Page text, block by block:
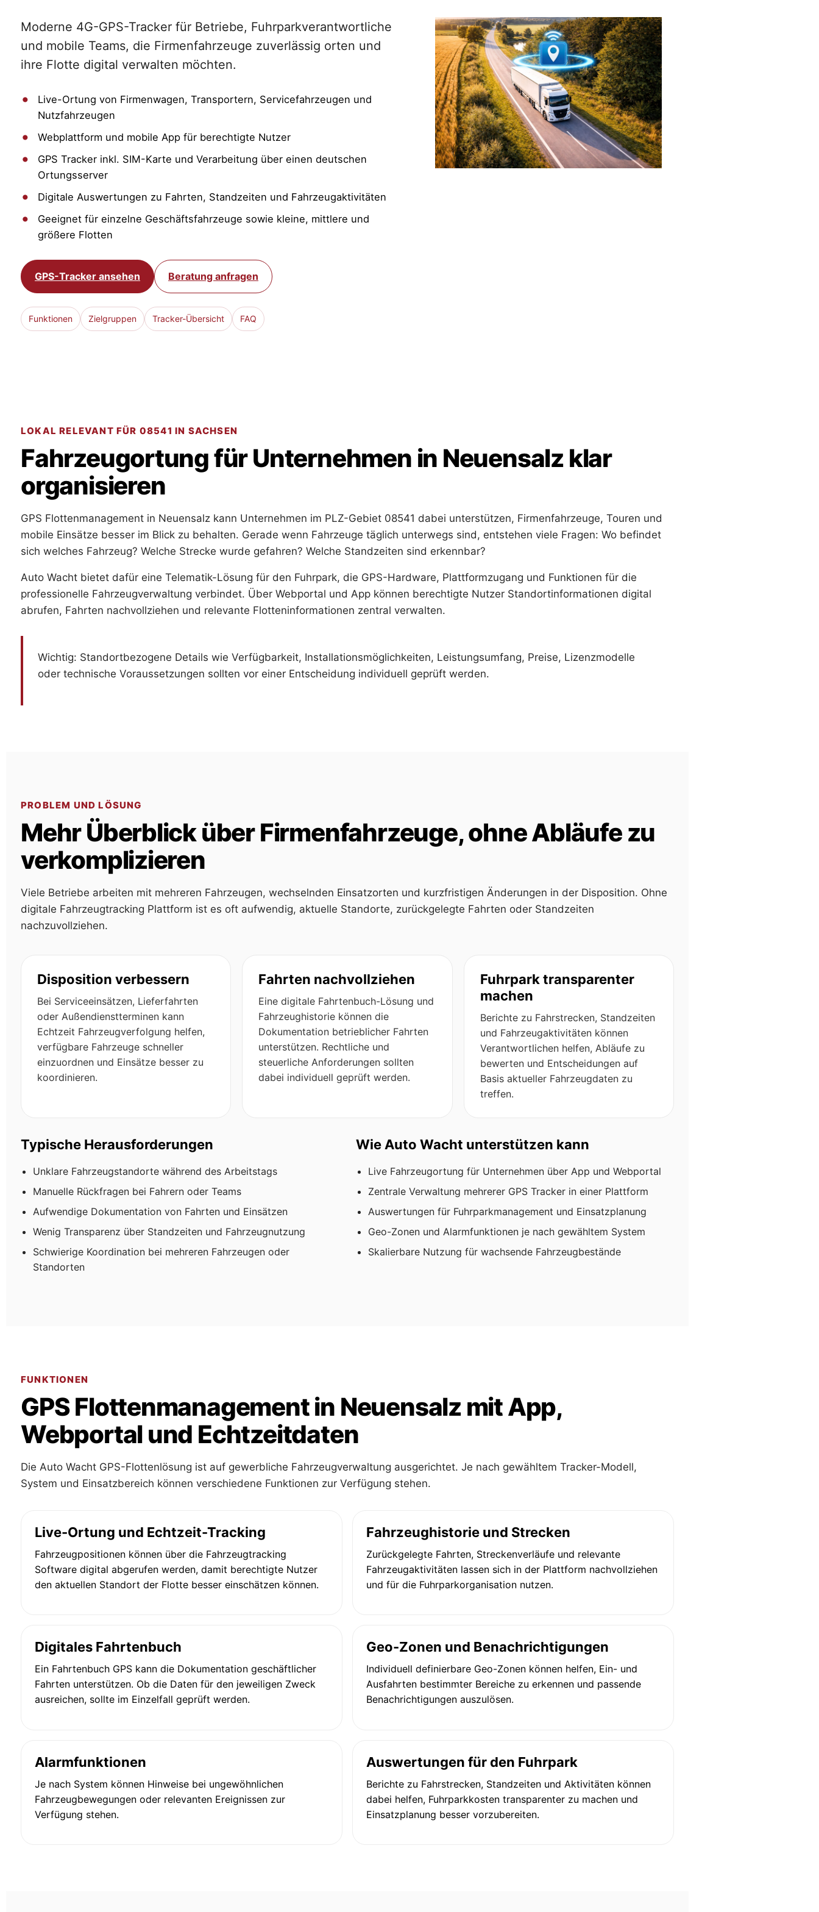
Moderne 4G-GPS-Tracker für Betriebe, Fuhrparkverantwortliche
und mobile Teams, die Firmenfahrzeuge zuverlässig orten und
ihre Flotte digital verwalten möchten.
Live-Ortung von Firmenwagen, Transportern, Servicefahrzeugen und
Nutzfahrzeugen
Webplattform und mobile App für berechtigte Nutzer
GPS Tracker inkl. SIM-Karte und Verarbeitung über einen deutschen
Ortungsserver
Digitale Auswertungen zu Fahrten, Standzeiten und Fahrzeugaktivitäten
Geeignet für einzelne Geschäftsfahrzeuge sowie kleine, mittlere und
größere Flotten
GPS-Tracker ansehen Beratung anfragen
Funktionen Zielgruppen Tracker-Übersicht FAQ
LOKAL RELEVANT FÜR 08541 IN SACHSEN
Fahrzeugortung für Unternehmen in Neuensalz klar
organisieren
GPS Flottenmanagement in Neuensalz kann Unternehmen im PLZ-Gebiet 08541 dabei unterstützen, Firmenfahrzeuge, Touren und
mobile Einsätze besser im Blick zu behalten. Gerade wenn Fahrzeuge täglich unterwegs sind, entstehen viele Fragen: Wo befindet
sich welches Fahrzeug? Welche Strecke wurde gefahren? Welche Standzeiten sind erkennbar?
Auto Wacht bietet dafür eine Telematik-Lösung für den Fuhrpark, die GPS-Hardware, Plattformzugang und Funktionen für die
professionelle Fahrzeugverwaltung verbindet. Über Webportal und App können berechtigte Nutzer Standortinformationen digital
abrufen, Fahrten nachvollziehen und relevante Flotteninformationen zentral verwalten.
Wichtig: Standortbezogene Details wie Verfügbarkeit, Installationsmöglichkeiten, Leistungsumfang, Preise, Lizenzmodelle
oder technische Voraussetzungen sollten vor einer Entscheidung individuell geprüft werden.
PROBLEM UND LÖSUNG
Mehr Überblick über Firmenfahrzeuge, ohne Abläufe zu
verkomplizieren
Viele Betriebe arbeiten mit mehreren Fahrzeugen, wechselnden Einsatzorten und kurzfristigen Änderungen in der Disposition. Ohne
digitale Fahrzeugtracking Plattform ist es oft aufwendig, aktuelle Standorte, zurückgelegte Fahrten oder Standzeiten
nachzuvollziehen.
Disposition verbessern
Bei Serviceeinsätzen, Lieferfahrten
oder Außendienstterminen kann
Echtzeit Fahrzeugverfolgung helfen,
verfügbare Fahrzeuge schneller
einzuordnen und Einsätze besser zu
koordinieren.
Fahrten nachvollziehen
Eine digitale Fahrtenbuch-Lösung und
Fahrzeughistorie können die
Dokumentation betrieblicher Fahrten
unterstützen. Rechtliche und
steuerliche Anforderungen sollten
dabei individuell geprüft werden.
Fuhrpark transparenter
machen
Berichte zu Fahrstrecken, Standzeiten
und Fahrzeugaktivitäten können
Verantwortlichen helfen, Abläufe zu
bewerten und Entscheidungen auf
Basis aktueller Fahrzeugdaten zu
treffen.
Typische Herausforderungen
Unklare Fahrzeugstandorte während des Arbeitstags
Manuelle Rückfragen bei Fahrern oder Teams
Aufwendige Dokumentation von Fahrten und Einsätzen
Wenig Transparenz über Standzeiten und Fahrzeugnutzung
Schwierige Koordination bei mehreren Fahrzeugen oder
Standorten
Wie Auto Wacht unterstützen kann
Live Fahrzeugortung für Unternehmen über App und Webportal
Zentrale Verwaltung mehrerer GPS Tracker in einer Plattform
Auswertungen für Fuhrparkmanagement und Einsatzplanung
Geo-Zonen und Alarmfunktionen je nach gewähltem System
Skalierbare Nutzung für wachsende Fahrzeugbestände
FUNKTIONEN
GPS Flottenmanagement in Neuensalz mit App,
Webportal und Echtzeitdaten
Die Auto Wacht GPS-Flottenlösung ist auf gewerbliche Fahrzeugverwaltung ausgerichtet. Je nach gewähltem Tracker-Modell,
System und Einsatzbereich können verschiedene Funktionen zur Verfügung stehen.
Live-Ortung und Echtzeit-Tracking
Fahrzeugpositionen können über die Fahrzeugtracking
Software digital abgerufen werden, damit berechtigte Nutzer
den aktuellen Standort der Flotte besser einschätzen können.
Fahrzeughistorie und Strecken
Zurückgelegte Fahrten, Streckenverläufe und relevante
Fahrzeugaktivitäten lassen sich in der Plattform nachvollziehen
und für die Fuhrparkorganisation nutzen.
Digitales Fahrtenbuch
Ein Fahrtenbuch GPS kann die Dokumentation geschäftlicher
Fahrten unterstützen. Ob die Daten für den jeweiligen Zweck
ausreichen, sollte im Einzelfall geprüft werden.
Geo-Zonen und Benachrichtigungen
Individuell definierbare Geo-Zonen können helfen, Ein- und
Ausfahrten bestimmter Bereiche zu erkennen und passende
Benachrichtigungen auszulösen.
Alarmfunktionen
Je nach System können Hinweise bei ungewöhnlichen
Fahrzeugbewegungen oder relevanten Ereignissen zur
Verfügung stehen.
Auswertungen für den Fuhrpark
Berichte zu Fahrstrecken, Standzeiten und Aktivitäten können
dabei helfen, Fuhrparkkosten transparenter zu machen und
Einsatzplanung besser vorzubereiten.